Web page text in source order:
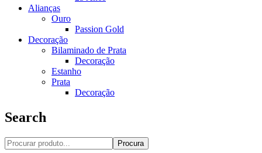
Alianças
Ouro
Passion Gold
Decoração
Bilaminado de Prata
Decoração
Estanho
Prata
Decoração
Search
Procura